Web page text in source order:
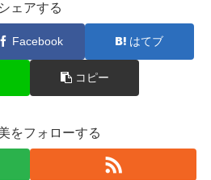
シェアする
Facebook はてブ
コピー
をフォローする